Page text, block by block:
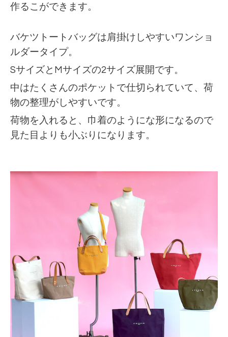
作るこができます。
バケツトートバッグは肩掛けしやすいワンショ
ルダータイプ。
SサイズとMサイズの2サイズ展開です。
中はたくさんのポケットで仕切られていて、荷
物の整理がしやすいです。
荷物を入れると、巾着のようにな形になるので
見た目よりも小ぶりになります。